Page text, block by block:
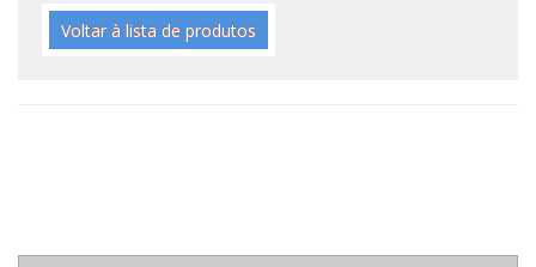
Voltar à lista de produtos